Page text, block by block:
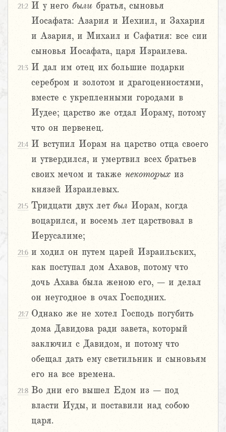
21:2 И у него были братья, сыновья
Иосафата: Азария и Иехиил, и Захария
и Азария, и Михаил и Сафатия: все сии
сыновья Иосафата, царя Израилева.
21:3 И дал им отец их большие подарки
серебром и золотом и драгоценностями,
вместе с укрепленными городами в
Иудее; царство же отдал Иораму, потому
что он первенец.
21:4 И вступил Иорам на царство отца своего
и утвердился, и умертвил всех братьев
своих мечом и также некоторых из
князей Израилевых.
21:5 Тридцати двух лет был Иорам, когда
воцарился, и восемь лет царствовал в
Иерусалиме;
21:6 и ходил он путем царей Израильских,
как поступал дом Ахавов, потому что
дочь Ахава была женою его, – и делал
он неугодное в очах Господних.
21:7 Однако же не хотел Господь погубить
дома Давидова ради завета, который
заключил с Давидом, и потому что
обещал дать ему светильник и сыновьям
его на все времена.
21:8 Во дни его вышел Едом из – под
власти Иуды, и поставили над собою
царя.